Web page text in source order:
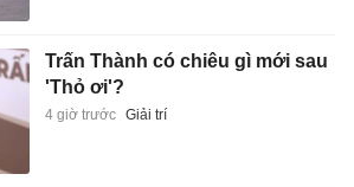
Trấn Thành có chiêu gì mới sau
'Thỏ ơi'?
4 giờ trước Giải trí